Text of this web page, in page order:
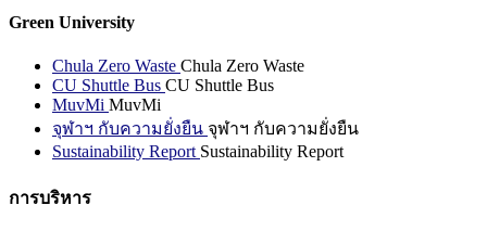
Green University
Chula Zero Waste Chula Zero Waste
CU Shuttle Bus CU Shuttle Bus
MuvMi MuvMi
จุฬาฯ กับความยั่งยืน จุฬาฯ กับความยั่งยืน
Sustainability Report Sustainability Report
การบริหาร